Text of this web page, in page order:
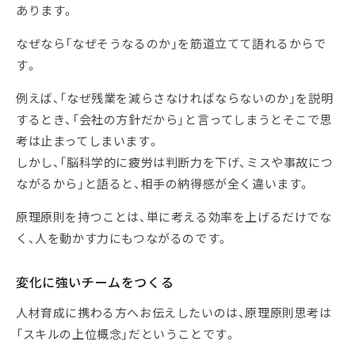
あります。
なぜなら「なぜそうなるのか」を筋道立てて語れるからで
す。
例えば、「なぜ残業を減らさなければならないのか」を説明
するとき、「会社の方針だから」と言ってしまうとそこで思
考は止まってしまいます。
しかし、「脳科学的に疲労は判断力を下げ、ミスや事故につ
ながるから」と語ると、相手の納得感が全く違います。
原理原則を持つことは、単に考える効率を上げるだけでな
く、人を動かす力にもつながるのです。
変化に強いチームをつくる
人材育成に携わる方へお伝えしたいのは、原理原則思考は
「スキルの上位概念」だということです。